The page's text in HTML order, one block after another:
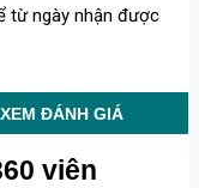
XEM ĐÁNH GIÁ
từ ngày nhận được
viên